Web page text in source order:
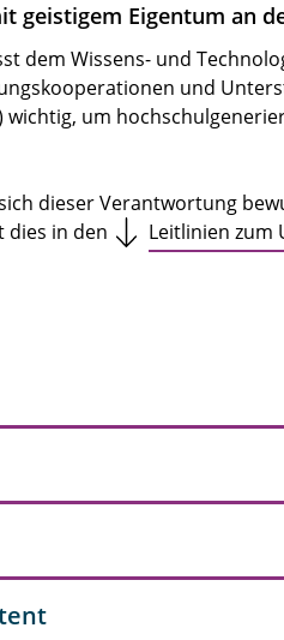
geistigem Eigentum an
dem Wissens- und
und
um
dieser Verantwortung
dies in den
Leitlinien zum